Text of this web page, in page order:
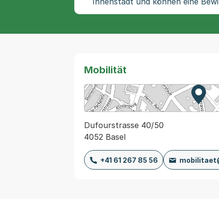
Mobilität
Zur
Dufourstrasse 40/50
4052 Basel
+41 61 267 85 56